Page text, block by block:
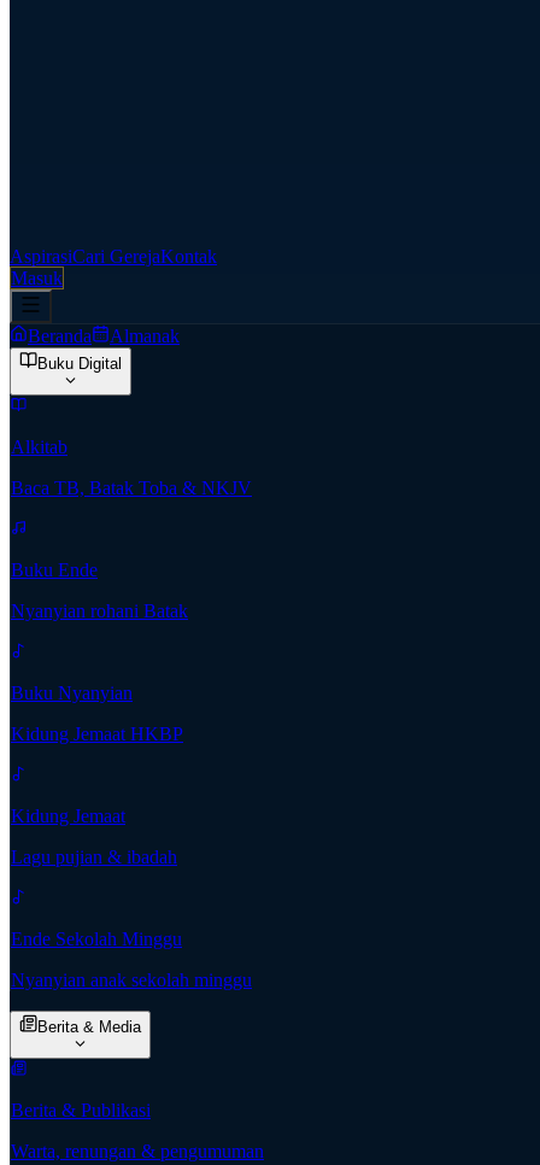
AspirasiCari GerejaKontak
Masuk
Beranda Almanak
Buku Digital
Alkitab
Baca TB, Batak Toba & NKJV
Buku Ende
Nyanyian rohani Batak
Buku Nyanyian
Kidung Jemaat HKBP
Kidung Jemaat
Lagu pujian & ibadah
Ende Sekolah Minggu
Nyanyian anak sekolah minggu
Berita & Media
Berita & Publikasi
Warta, renungan & pengumuman